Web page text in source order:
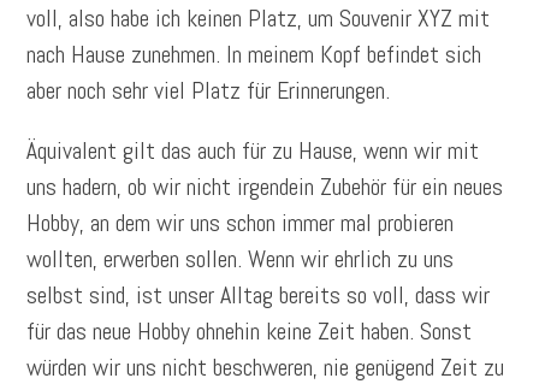
voll, also habe ich keinen Platz, um Souvenir XYZ mit
nach Hause zunehmen. In meinem Kopf befindet sich
aber noch sehr viel Platz für Erinnerungen.
Äquivalent gilt das auch für zu Hause, wenn wir mit
uns hadern, ob wir nicht irgendein Zubehör für ein neues
Hobby, an dem wir uns schon immer mal probieren
wollten, erwerben sollen. Wenn wir ehrlich zu uns
selbst sind, ist unser Alltag bereits so voll, dass wir
für das neue Hobby ohnehin keine Zeit haben. Sonst
würden wir uns nicht beschweren, nie genügend Zeit zu